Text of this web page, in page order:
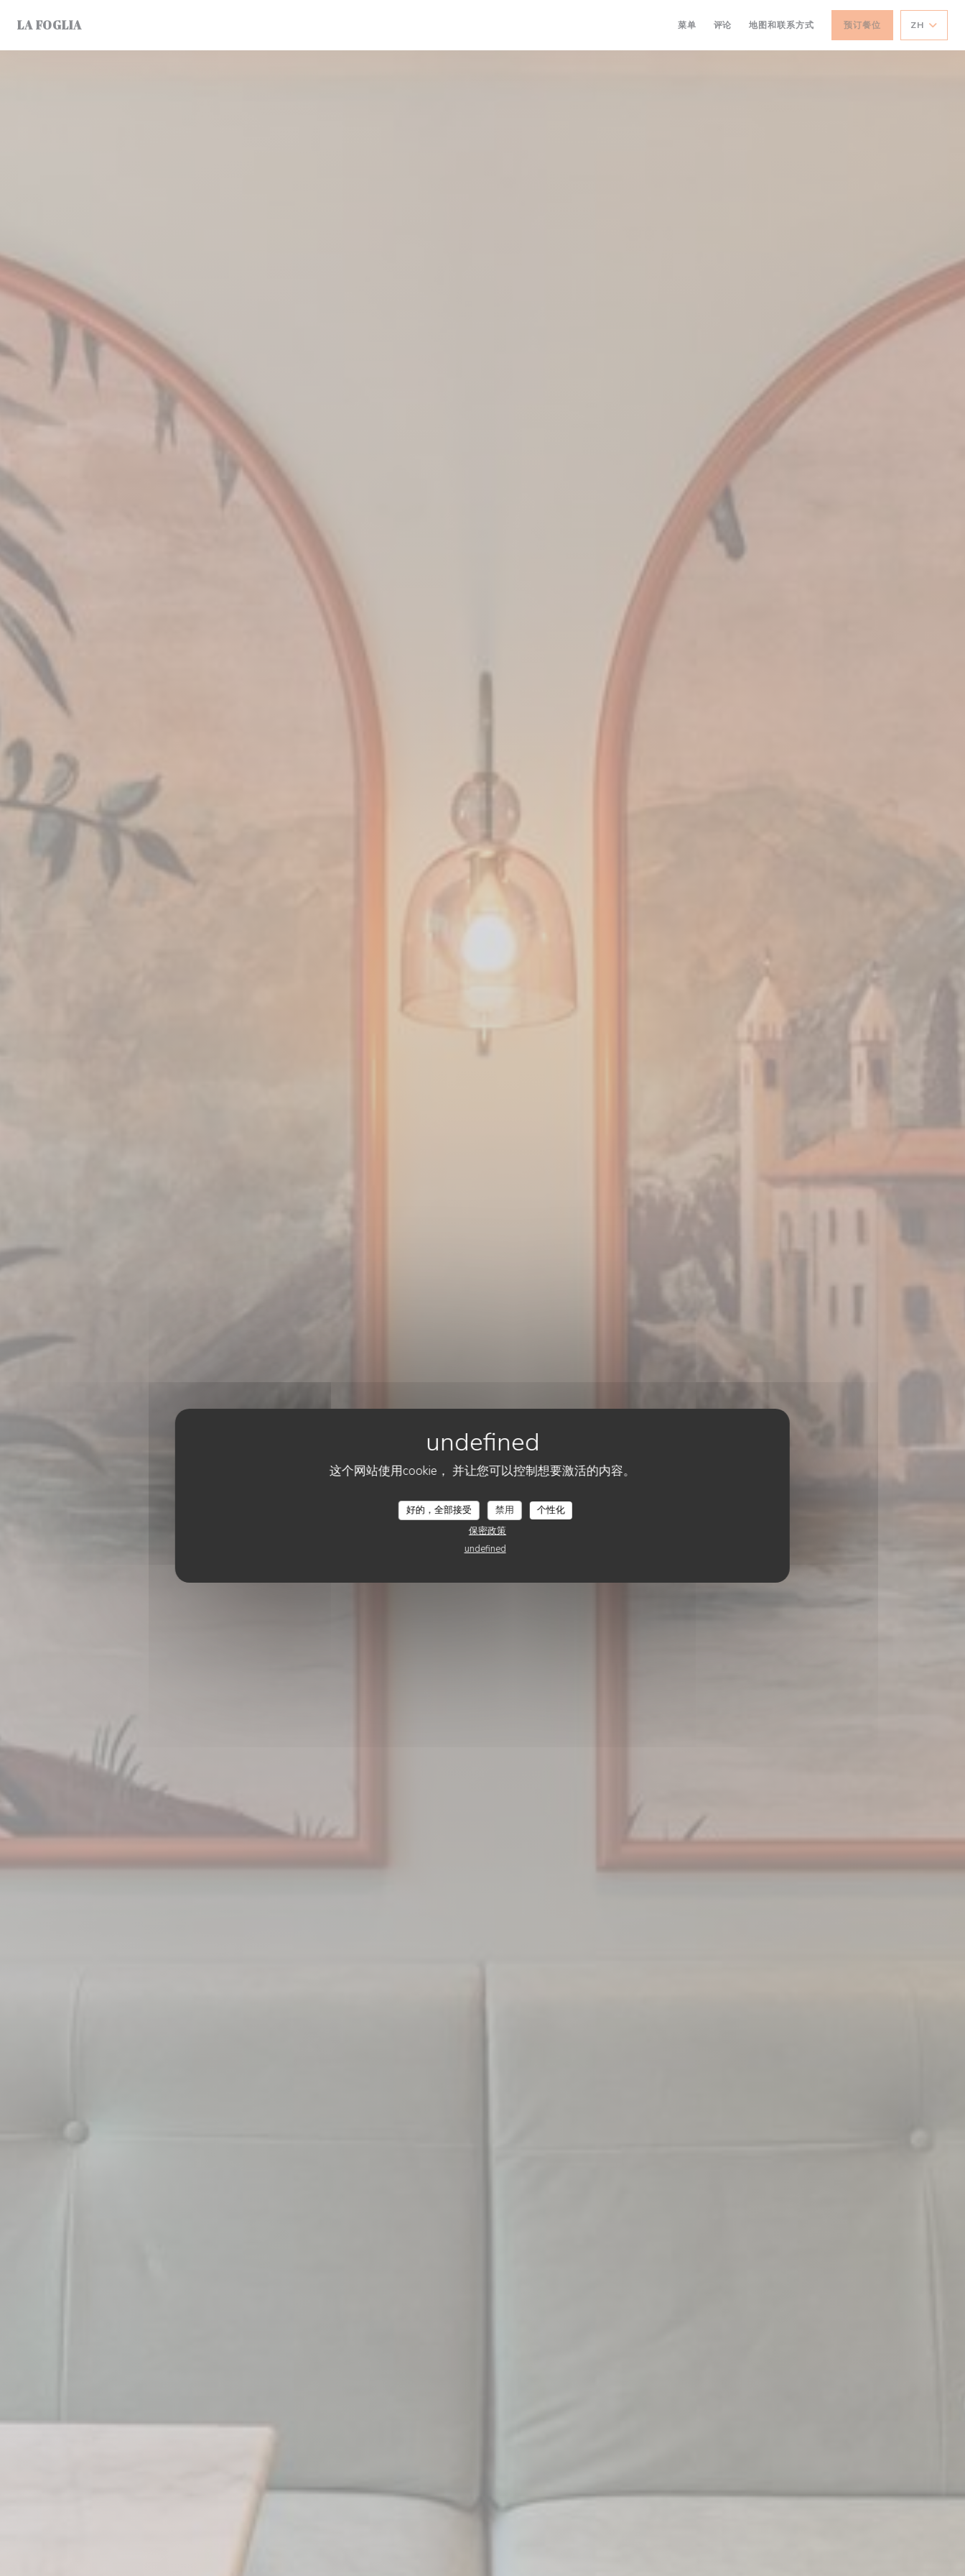
这个网站使用cookie， 并让您可以控制想要激活的内容。
好的，全部接受 禁用
个性化
保密政策
undefined
LA FOGLIA 菜单 评论 地图和联系方式 预订餐位 ZH
ITALIAN BISTROT• STRASBOURG
La Foglia